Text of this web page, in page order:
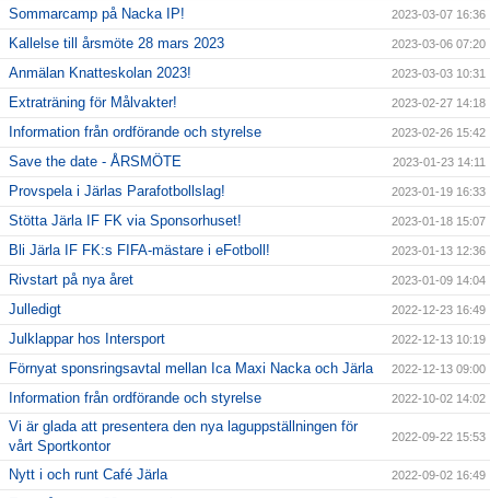
Sommarcamp på Nacka IP! 2023-03-07 16:36
Kallelse till årsmöte 28 mars 2023 2023-03-06 07:20
Anmälan Knatteskolan 2023! 2023-03-03 10:31
Extraträning för Målvakter! 2023-02-27 14:18
Information från ordförande och styrelse 2023-02-26 15:42
Save the date - ÅRSMÖTE 2023-01-23 14:11
Provspela i Järlas Parafotbollslag! 2023-01-19 16:33
Stötta Järla IF FK via Sponsorhuset! 2023-01-18 15:07
Bli Järla IF FK:s FIFA-mästare i eFotboll! 2023-01-13 12:36
Rivstart på nya året 2023-01-09 14:04
Julledigt 2022-12-23 16:49
Julklappar hos Intersport 2022-12-13 10:19
Förnyat sponsringsavtal mellan Ica Maxi Nacka och Järla 2022-12-13 09:00
Information från ordförande och styrelse 2022-10-02 14:02
Vi är glada att presentera den nya laguppställningen för
vårt Sportkontor
2022-09-22 15:53
Nytt i och runt Café Järla 2022-09-02 16:49